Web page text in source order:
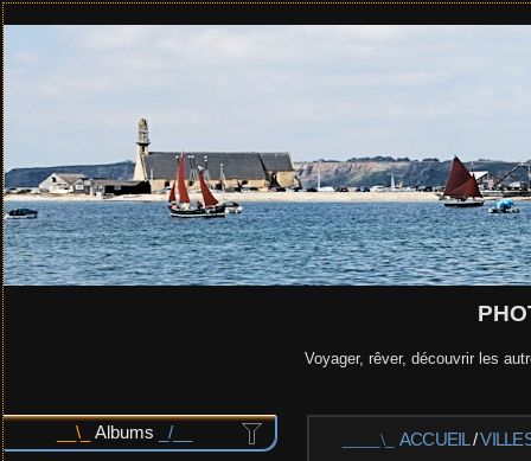
Voyager, rêver, découvrir les
Albums ACCUEIL/